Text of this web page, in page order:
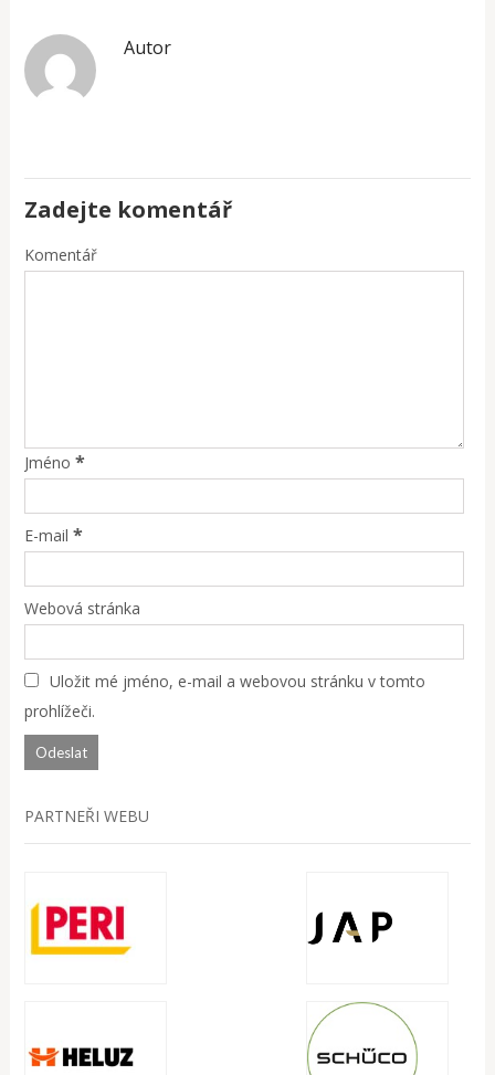
Autor
Zadejte komentář
Komentář
Jméno *
E-mail *
Webová stránka
Uložit mé jméno, e-mail a webovou stránku v tomto
prohlížeči.
PARTNEŘI WEBU